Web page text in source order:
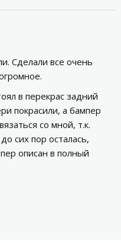
Сделали все очень
в перекрас задний
покрасили, а бампер
со мной, т.к.
сих пор осталась,
описан в полный